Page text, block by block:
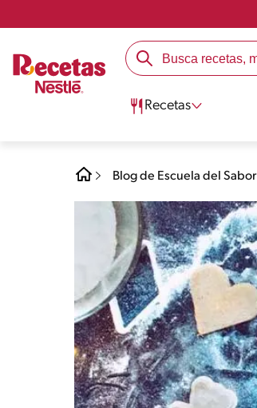
Recetas
Blog de Escuela del Sabor